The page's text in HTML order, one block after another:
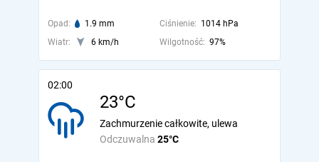
Opad: 1.9 mm Ciśnienie: 1014 hPa
Wiatr:
6 km/h Wilgotność: 97%
02:00
23°C
Odczuwalna 25°C
Zachmurzenie całkowite, ulewa